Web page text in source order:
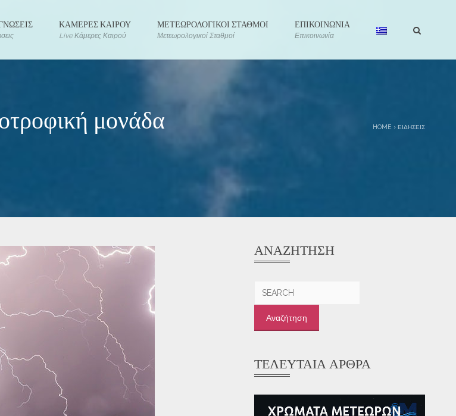
ΚΑΜΕΡΕΣ ΚΑΙΡΟΥ
Live Κάμερες Καιρού
ΜΕΤΕΩΡΟΛΟΓΙΚΟΙ ΣΤΑΘΜΟΙ
Μετεωρολογικοί Σταθμοί
ΕΠΙΚΟΙΝΩΝΙΑ
Επικοινωνία
μονάδα
HOME › ΕΙΔΉΣΕΙΣ
ΑΝΑΖΉΤΗΣΗ
ΤΕΛΕΥΤΑΊΑ ΆΡΘΡΑ